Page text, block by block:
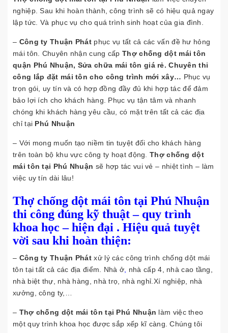
nghiệp. Sau khi hoàn thành, công trình sẽ có hiệu quả ngay
lập tức. Và phục vụ cho quá trình sinh hoạt của gia đình.
– Công ty Thuận Phát phục vụ tất cả các vấn đề hư hỏng
mái tôn. Chuyên nhận cung cấpThợ chống dột mái tôn
quận Phú Nhuận, Sửa chữa mái tôn giá rẻ. Chuyên thi
công lắp đặt mái tôn cho công trình mới xây… Phục vụ
trọn gói, uy tín và có hợp đồng đầy đủ khi hợp tác để đảm
bảo lợi ích cho khách hàng. Phục vụ tận tâm và nhanh
chóng khi khách hàng yêu cầu, có mặt trên tất cả các địa
chỉ tại Phú Nhuận
– Với mong muốn tạo niềm tin tuyệt đối cho khách hàng
trên toàn bộ khu vực công ty hoạt động.Thợ chống dột
mái tôn tại Phú Nhuận sẽ hợp tác vui vẻ – nhiệt tình – làm
việc uy tín dài lâu!
Thợ chống dột mái tôn tại Phú Nhuận
thi công đúng kỹ thuật – quy trình
khoa học – hiện đại . Hiệu quả tuyệt
vời sau khi hoàn thiện:
– Công ty Thuận Phátxử lý các công trình chống dột mái
tôn tại tất cả các địa điểm. Nhà ở
nhà cấp 4, nhà cao tầng,
nhà biệt thự, nhà hàng, nhà trọ, nhà nghỉ.Xí nghiệp, nhà
xưởng, công ty,…
– Thợ chống dột mái tôn tại Phú Nhuận làm việc theo
một quy trình khoa học được sắp xếp kĩ càng. Chúng tôi